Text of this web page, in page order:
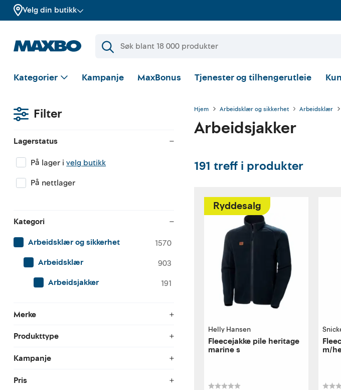
Velg din butikk
Kategorier Kampanje MaxBonus Tjenester og tilhengerutleie
Filter
Lagerstatus
På lager ivelg butikk
På nettlager
Kategori
Arbeidsklær og sikkerhet
1570
Arbeidsklær
903
Arbeidsjakker
191
Merke
Produkttype
Kampanje
Pris
Hjem Arbeidsklær og sikkerhet Arbeidsklær
Arbeidsjakker
191 treff i produkter
Ryddesalg
Helly Hansen
Fleecejakke pile heritage
marine s m/